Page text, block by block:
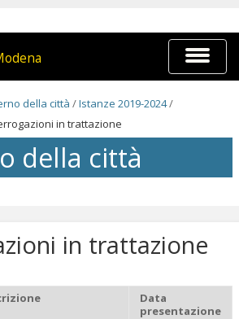
Espandi
barra
di
della città /Istanze 2019-2024/
in trattazione
della città
in trattazione
Data
presentazione